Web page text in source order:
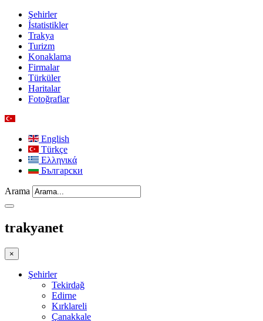
Şehirler
İstatistikler
Trakya
Turizm
Konaklama
Firmalar
Türküler
Haritalar
Fotoğraflar
English
Türkçe
Ελληνικά
Български
Arama
trakyanet
×
Şehirler
Tekirdağ
Edirne
Kırklareli
Çanakkale